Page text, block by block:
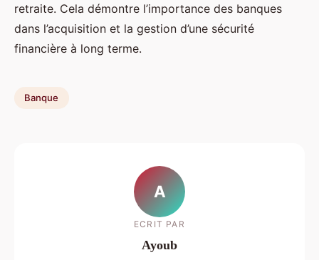
retraite. Cela démontre l’importance des banques
dans l’acquisition et la gestion d’une sécurité
financière à long terme.
Banque
A
ECRIT PAR
Ayoub